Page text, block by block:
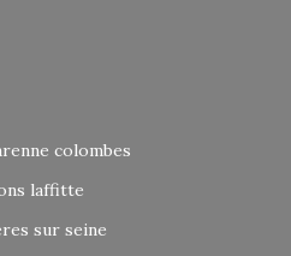
colombes
laffitte
sur seine